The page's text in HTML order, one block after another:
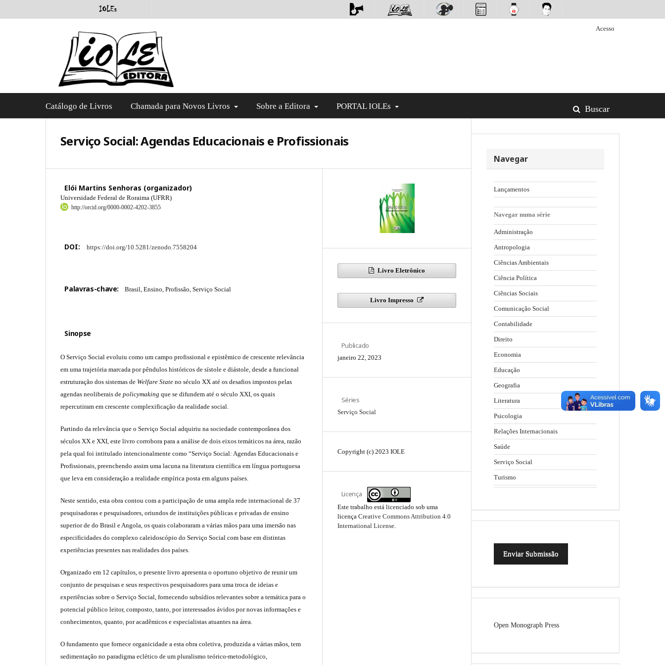
Acesso
Catálogo de Livros Chamada para Novos Livros Sobre a Editora PORTAL IOLEs Buscar
Serviço Social: Agendas Educacionais e Profissionais
Elói Martins Senhoras (organizador)
Universidade Federal de Roraima (UFRR)
http://orcid.org/0000-0002-4202-3855
DOI: https://doi.org/10.5281/zenodo.7558204
Palavras-chave: Brasil, Ensino, Profissão, Serviço Social
Sinopse
O Serviço Social evoluiu como um campo profissional e epistêmico de crescente relevância
em uma trajetória marcada por pêndulos históricos de sístole e diástole, desde a funcional
estruturação dos sistemas de Welfare State no século XX até os desafios impostos pelas
agendas neoliberais de policymaking que se difundem até o século XXI, os quais
repercutiram em crescente complexificação da realidade social.
Partindo da relevância que o Serviço Social adquiriu na sociedade contemporânea dos
séculos XX e XXI, este livro corrobora para a análise de dois eixos temáticos na área, razão
pela qual foi intitulado intencionalmente como “Serviço Social: Agendas Educacionais e
Profissionais, preenchendo assim uma lacuna na literatura científica em língua portuguesa
que leva em consideração a realidade empírica posta em alguns países.
Neste sentido, esta obra contou com a participação de uma ampla rede internacional de 37
pesquisadoras e pesquisadores, oriundos de instituições públicas e privadas de ensino
superior de do Brasil e Angola, os quais colaboraram a várias mãos para uma imersão nas
especificidades do complexo caleidoscópio do Serviço Social com base em distintas
experiências presentes nas realidades dos países.
Organizado em 12 capítulos, o presente livro apresenta o oportuno objetivo de reunir um
conjunto de pesquisas e seus respectivos pesquisadores para uma troca de ideias e
experiências sobre o Serviço Social, fornecendo subsídios relevantes sobre a temática para o
potencial público leitor, composto, tanto, por interessados ávidos por novas informações e
conhecimentos, quanto, por acadêmicos e especialistas atuantes na área.
O fundamento que fornece organicidade a esta obra coletiva, produzida a várias mãos, tem
sedimentação no paradigma eclético de um pluralismo teórico-metodológico,
Livro Eletrônico
Livro Impresso
Publicado
janeiro 22, 2023
Séries
Serviço Social
Copyright (c) 2023 IOLE
Licença
Este trabalho está licenciado sob uma
licença Creative Commons Attribution 4.0
International License.
Navegar
Lançamentos
Navegar numa série
Administração
Antropologia
Ciências Ambientais
Ciência Política
Ciências Sociais
Comunicação Social
Contabilidade
Direito
Economia
Educação
Geografia
Literatura
Psicologia
Relações Internacionais
Saúde
Serviço Social
Turismo
Enviar Submissão
Open Monograph Press